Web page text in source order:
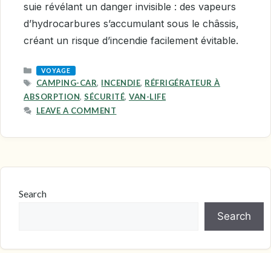
suie révélant un danger invisible : des vapeurs
d’hydrocarbures s’accumulant sous le châssis,
créant un risque d’incendie facilement évitable.
CATEGORIES
VOYAGE
TAGS
CAMPING-CAR, INCENDIE, RÉFRIGÉRATEUR À
ABSORPTION, SÉCURITÉ, VAN-LIFE
LEAVE A COMMENT
Search
Search